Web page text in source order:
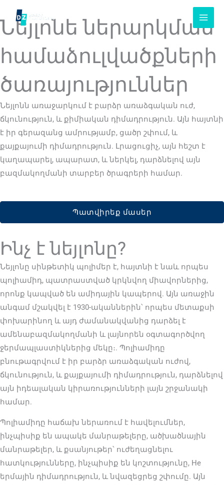
բովանդակությանը
Նեյլոնե ներարկման
համաձուլվածքների
ծառայություններ
Նեյլոնն առաջարկում է բարձր առաձգական ուժ,
ճկունություն, և քիմիական դիմադրություն. Այն հայտնի
է իր գերազանց ամրությամբ, ցածր շփում, և
քայքայումի դիմադրություն. Լրացուցիչ, այն հեշտ է
կաղապարել, ապարատ, և ներկել, դարձնելով այն
բազմակողմանի տարբեր ծրագրերի համար.
Պատվիրեք մասեր
Ինչ է նեյլոնը?
Նեյլոնը սինթետիկ պոլիմեր է, հայտնի է նաև որպես
պոլիամիդ, պատրաստված կրկնվող միավորներից,
որոնք կապված են ամիդային կապերով. Այն առաջին
անգամ մշակվել է 1930-ականներին՝ որպես մետաքսի
փոխարինող և այդ ժամանակվանից դարձել է
ամենաբազմակողմանի և լայնորեն օգտագործվող
ջերմապլաստիկներից մեկը։. Պոլիամիդը
բնութագրվում է իր բարձր առաձգական ուժով,
ճկունություն, և քայքայումի դիմադրություն, դարձնելով
այն իդեալական կիրառությունների լայն շրջանակի
համար.
Պոլիամիդը հաճախ ներառում է հավելումներ,
ինչպիսիք են ապակե մանրաթելերը, ածխածնային
մանրաթելեր, և քսանյութեր՝ ուժեղացնելու
հատկությունները, ինչպիսիք են կոշտությունը, He
երմային դիմադրություն, և նվազեցրեց շփումը. Այն